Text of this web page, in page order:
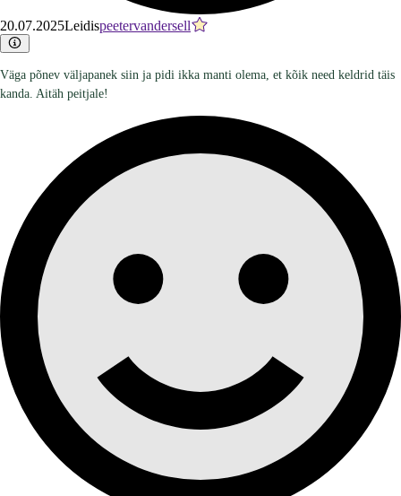
20.07.2025Leidispeetervandersell
Väga põnev väljapanek siin ja pidi ikka manti olema, et kõik need keldrid täis
kanda. Aitäh peitjale!